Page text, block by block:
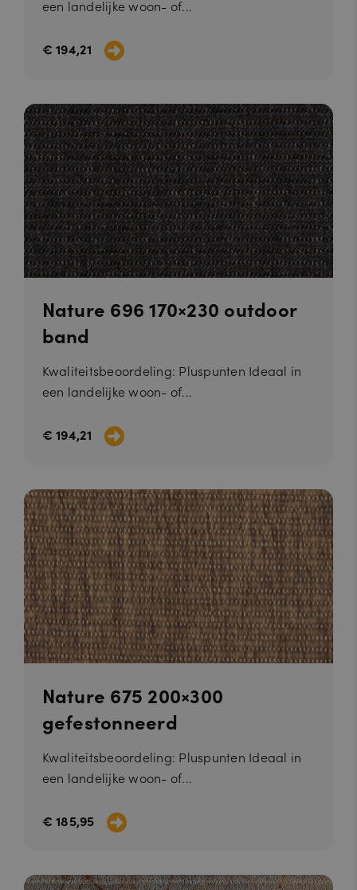
een landelijke woon- of...
€ 194,21
Nature 696 170×230 outdoor
band
Kwaliteitsbeoordeling: Pluspunten Ideaal in
een landelijke woon- of...
€ 194,21
Nature 675 200×300
gefestonneerd
Kwaliteitsbeoordeling: Pluspunten Ideaal in
een landelijke woon- of...
€ 185,95